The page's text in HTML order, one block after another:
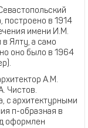
построено в 1914
имени И.М.
Ялту, а само
оно было в 1964
А.М.
Чистов.
с архитектурными
п-образная в
оформлен